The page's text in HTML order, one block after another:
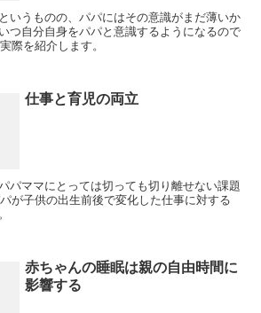
いうものの、パパにはその意識がまだ薄いか
つ自分自身をパパと意識するようになるので
際を紹介します。
仕事と育児の両立
パママにとっては切っても切り離せない課題
が子供の出生前後で変化した仕事に対する
赤ちゃんの睡眠は親の自由時間に
影響する